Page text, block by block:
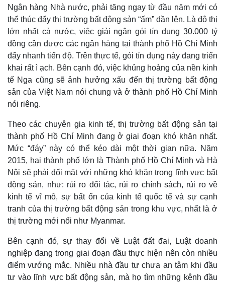
Ngân hàng Nhà nước, phải tăng ngay từ đầu năm mới có
thể thúc đẩy thị trường bất động sản “ấm” dần lên. Là đô thị
lớn nhất cả nước, việc giải ngân gói tín dụng 30.000 tỷ
đồng cần được các ngân hàng tại thành phố Hồ Chí Minh
đẩy nhanh tiến độ. Trên thực tế, gói tín dụng này đang triển
khai rất ì ạch. Bên cạnh đó, việc khủng hoảng của nền kinh
tế Nga cũng sẽ ảnh hưởng xấu đến thị trường bất động
sản của Việt Nam nói chung và ở thành phố Hồ Chí Minh
nói riêng.
Theo các chuyên gia kinh tế, thị trường bất động sản tại
thành phố Hồ Chí Minh đang ở giai đoạn khó khăn nhất.
Mức “đáy” này có thể kéo dài một thời gian nữa. Năm
2015, hai thành phố lớn là Thành phố Hồ Chí Minh và Hà
Nội sẽ phải đối mặt với những khó khăn trong lĩnh vực bất
động sản, như: rủi ro đối tác, rủi ro chính sách, rủi ro về
kinh tế vĩ mô, sự bất ổn của kinh tế quốc tế và sự cạnh
tranh của thị trường bất động sản trong khu vực, nhất là ở
thị trường mới nổi như Myanmar.
Bên cạnh đó, sự thay đổi về Luật đất đai, Luật doanh
nghiệp đang trong giai đoạn đầu thực hiện nên còn nhiều
điểm vướng mắc. Nhiều nhà đầu tư chưa an tâm khi đầu
tư vào lĩnh vực bất động sản, mà họ tìm những kênh đầu